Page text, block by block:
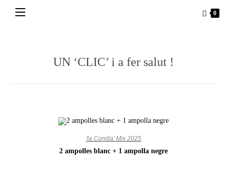
0
UN ‘CLIC’ i a fer salut !
'la Conilla' Mix 2025
2 ampolles blanc + 1 ampolla negre